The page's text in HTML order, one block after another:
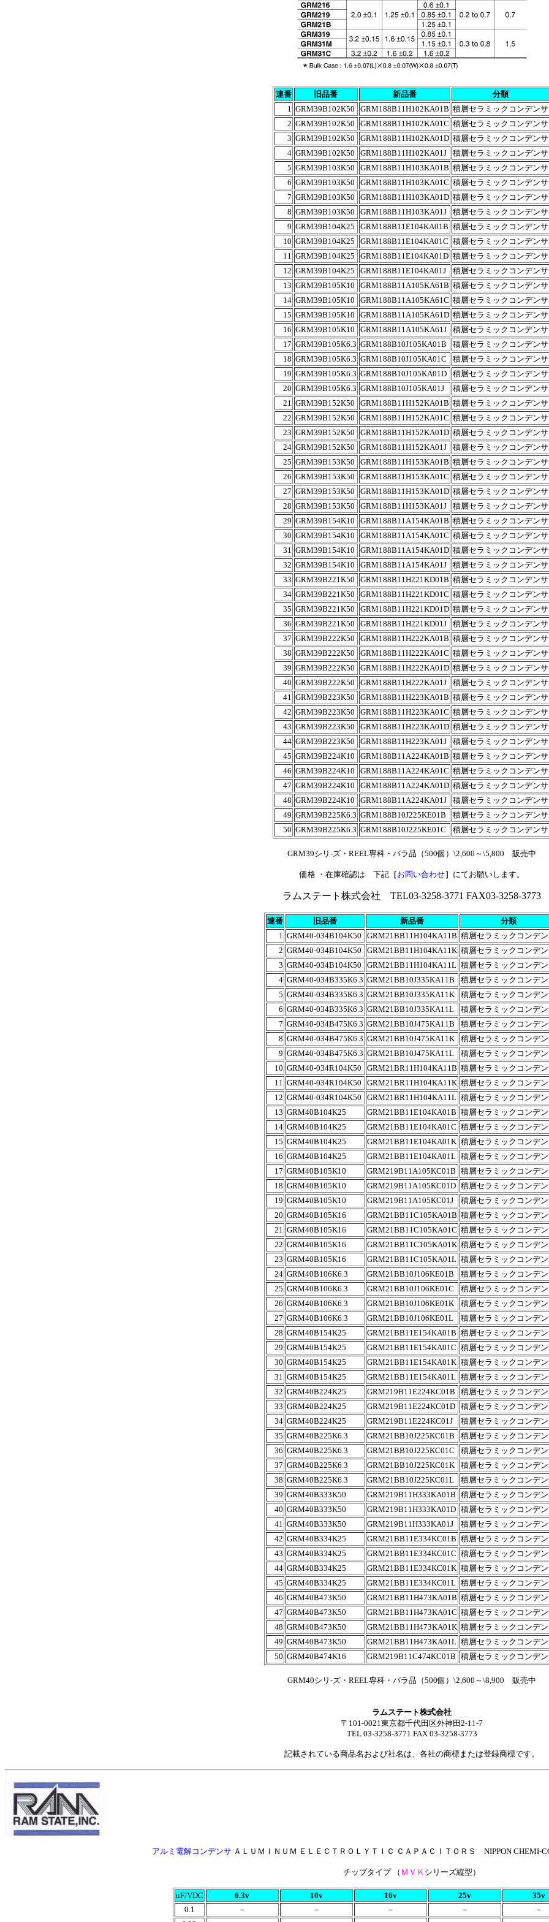
連番 旧品番 新品番
分類
1 GRM39B102K50 GRM188B11H102KA01B 積層セラミックコンデンサ
2 GRM39B102K50 GRM188B11H102KA01C 積層セラミックコンデンサ
3 GRM39B102K50 GRM188B11H102KA01D 積層セラミックコンデンサ
4 GRM39B102K50 GRM188B11H102KA01J
積層セラミックコンデンサ
5 GRM39B103K50 GRM188B11H103KA01B 積層セラミックコンデンサ
6 GRM39B103K50 GRM188B11H103KA01C 積層セラミックコンデンサ
7 GRM39B103K50 GRM188B11H103KA01D 積層セラミックコンデンサ
8 GRM39B103K50 GRM188B11H103KA01J
積層セラミックコンデンサ
9 GRM39B104K25 GRM188B11E104KA01B 積層セラミックコンデンサ
10 GRM39B104K25 GRM188B11E104KA01C 積層セラミックコンデンサ
11 GRM39B104K25 GRM188B11E104KA01D 積層セラミックコンデンサ
12 GRM39B104K25 GRM188B11E104KA01J
積層セラミックコンデンサ
13 GRM39B105K10 GRM188B11A105KA61B 積層セラミックコンデンサ
14 GRM39B105K10 GRM188B11A105KA61C 積層セラミックコンデンサ
15 GRM39B105K10 GRM188B11A105KA61D 積層セラミックコンデンサ
16 GRM39B105K10 GRM188B11A105KA61J
積層セラミックコンデンサ
17 GRM39B105K6.3 GRM188B10J105KA01B
積層セラミックコンデンサ
18 GRM39B105K6.3 GRM188B10J105KA01C
積層セラミックコンデンサ
19 GRM39B105K6.3 GRM188B10J105KA01D
積層セラミックコンデンサ
20 GRM39B105K6.3 GRM188B10J105KA01J
積層セラミックコンデンサ
21 GRM39B152K50 GRM188B11H152KA01B 積層セラミックコンデンサ
22 GRM39B152K50 GRM188B11H152KA01C 積層セラミックコンデンサ
23 GRM39B152K50 GRM188B11H152KA01D 積層セラミックコンデンサ
24 GRM39B152K50 GRM188B11H152KA01J
積層セラミックコンデンサ
25 GRM39B153K50 GRM188B11H153KA01B 積層セラミックコンデンサ
26 GRM39B153K50 GRM188B11H153KA01C 積層セラミックコンデンサ
27 GRM39B153K50 GRM188B11H153KA01D 積層セラミックコンデンサ
28 GRM39B153K50 GRM188B11H153KA01J
積層セラミックコンデンサ
29 GRM39B154K10 GRM188B11A154KA01B 積層セラミックコンデンサ
30 GRM39B154K10 GRM188B11A154KA01C 積層セラミックコンデンサ
31 GRM39B154K10 GRM188B11A154KA01D 積層セラミックコンデンサ
32 GRM39B154K10 GRM188B11A154KA01J
積層セラミックコンデンサ
33 GRM39B221K50 GRM188B11H221KD01B 積層セラミックコンデンサ
34 GRM39B221K50 GRM188B11H221KD01C 積層セラミックコンデンサ
35 GRM39B221K50 GRM188B11H221KD01D 積層セラミックコンデンサ
36 GRM39B221K50 GRM188B11H221KD01J
積層セラミックコンデンサ
37 GRM39B222K50 GRM188B11H222KA01B 積層セラミックコンデンサ
38 GRM39B222K50 GRM188B11H222KA01C 積層セラミックコンデンサ
39 GRM39B222K50 GRM188B11H222KA01D 積層セラミックコンデンサ
40 GRM39B222K50 GRM188B11H222KA01J
積層セラミックコンデンサ
41 GRM39B223K50 GRM188B11H223KA01B 積層セラミックコンデンサ
42 GRM39B223K50 GRM188B11H223KA01C 積層セラミックコンデンサ
43 GRM39B223K50 GRM188B11H223KA01D 積層セラミックコンデンサ
44 GRM39B223K50 GRM188B11H223KA01J
積層セラミックコンデンサ
45 GRM39B224K10 GRM188B11A224KA01B 積層セラミックコンデンサ
46 GRM39B224K10 GRM188B11A224KA01C 積層セラミックコンデンサ
47 GRM39B224K10 GRM188B11A224KA01D 積層セラミックコンデンサ
48 GRM39B224K10 GRM188B11A224KA01J
積層セラミックコンデンサ
49 GRM39B225K6.3 GRM188B10J225KE01B
積層セラミックコンデンサ
50 GRM39B225K6.3 GRM188B10J225KE01C 積層セラミックコンデンサ
GRM39シリ-ズ・REEL専科・バラ品（500個）\2,600～\5,800 販売中
価格 ・在庫確認は 下記［お問い合わせ］ にてお願いします。
ラムステート株式会社 TEL03-3258-3771 FAX03-3258-3773
連番 旧品番 新品番
分類
1 GRM40-034B104K50 GRM21BB11H104KA11B 積層セラミックコンデ
2 GRM40-034B104K50 GRM21BB11H104KA11K 積層セラミックコンデ
3 GRM40-034B104K50 GRM21BB11H104KA11L 積層セラミックコンデ
4 GRM40-034B335K6.3 GRM21BB10J335KA11B
積層セラミックコンデ
5 GRM40-034B335K6.3 GRM21BB10J335KA11K
積層セラミックコンデ
6 GRM40-034B335K6.3 GRM21BB10J335KA11L
積層セラミックコンデ
7 GRM40-034B475K6.3 GRM21BB10J475KA11B
積層セラミックコンデ
8 GRM40-034B475K6.3 GRM21BB10J475KA11K
積層セラミックコンデ
9 GRM40-034B475K6.3 GRM21BB10J475KA11L
積層セラミックコンデ
10 GRM40-034R104K50 GRM21BR11H104KA11B 積層セラミックコンデ
11 GRM40-034R104K50 GRM21BR11H104KA11K 積層セラミックコンデ
12 GRM40-034R104K50 GRM21BR11H104KA11L 積層セラミックコンデ
13 GRM40B104K25 GRM21BB11E104KA01B 積層セラミックコンデ
14 GRM40B104K25 GRM21BB11E104KA01C 積層セラミックコンデ
15 GRM40B104K25 GRM21BB11E104KA01K 積層セラミックコンデ
16 GRM40B104K25 GRM21BB11E104KA01L 積層セラミックコンデ
17 GRM40B105K10 GRM219B11A105KC01B 積層セラミックコンデ
18 GRM40B105K10 GRM219B11A105KC01D 積層セラミックコンデ
19 GRM40B105K10 GRM219B11A105KC01J
積層セラミックコンデ
20 GRM40B105K16 GRM21BB11C105KA01B 積層セラミックコンデ
21 GRM40B105K16 GRM21BB11C105KA01C 積層セラミックコンデ
22 GRM40B105K16 GRM21BB11C105KA01K 積層セラミックコンデ
23 GRM40B105K16 GRM21BB11C105KA01L 積層セラミックコンデ
24 GRM40B106K6.3 GRM21BB10J106KE01B
積層セラミックコンデ
25 GRM40B106K6.3 GRM21BB10J106KE01C
積層セラミックコンデ
26 GRM40B106K6.3 GRM21BB10J106KE01K
積層セラミックコンデ
27 GRM40B106K6.3 GRM21BB10J106KE01L
積層セラミックコンデ
28 GRM40B154K25 GRM21BB11E154KA01B 積層セラミックコンデ
29 GRM40B154K25 GRM21BB11E154KA01C 積層セラミックコンデ
30 GRM40B154K25 GRM21BB11E154KA01K 積層セラミックコンデ
31 GRM40B154K25 GRM21BB11E154KA01L 積層セラミックコンデ
32 GRM40B224K25 GRM219B11E224KC01B
積層セラミックコンデ
33 GRM40B224K25 GRM219B11E224KC01D 積層セラミックコンデ
34 GRM40B224K25 GRM219B11E224KC01J
積層セラミックコンデ
35 GRM40B225K6.3 GRM21BB10J225KC01B
積層セラミックコンデ
36 GRM40B225K6.3 GRM21BB10J225KC01C
積層セラミックコンデ
37 GRM40B225K6.3 GRM21BB10J225KC01K
積層セラミックコンデ
38 GRM40B225K6.3 GRM21BB10J225KC01L
積層セラミックコンデ
39 GRM40B333K50 GRM219B11H333KA01B 積層セラミックコンデ
40 GRM40B333K50 GRM219B11H333KA01D 積層セラミックコンデ
41 GRM40B333K50 GRM219B11H333KA01J
積層セラミックコンデ
42 GRM40B334K25 GRM21BB11E334KC01B 積層セラミックコンデ
43 GRM40B334K25 GRM21BB11E334KC01C 積層セラミックコンデ
44 GRM40B334K25 GRM21BB11E334KC01K 積層セラミックコンデ
45 GRM40B334K25 GRM21BB11E334KC01L 積層セラミックコンデ
46 GRM40B473K50 GRM21BB11H473KA01B 積層セラミックコンデ
47 GRM40B473K50 GRM21BB11H473KA01C 積層セラミックコンデ
48 GRM40B473K50 GRM21BB11H473KA01K 積層セラミックコンデ
49 GRM40B473K50 GRM21BB11H473KA01L 積層セラミックコンデ
50 GRM40B474K16 GRM219B11C474KC01B 積層セラミックコンデ
GRM40シリ-ズ・REEL専科・バラ品（500個）\2,600～\8,900 販売中
ラムステート株式会社
〒101-0021東京都千代田区外神田2-11-7
TEL 03-3258-3771 FAX 03-3258-3773
記載されている商品名および社名は、各社の商標または登録商標です。
アルミ電解コンデンサ ＡＬＵＭＩＮＵＭ ＥＬＥＣＴＲＯＬＹＴＩＣ ＣＡＰＡＣＩＴＯＲＳ NIPPON
チップタイプ （ ＭＶＫ シリーズ縦型）
uF/VDC 6.3v 10v 16v 25v 35v
0.1
－ － － － －